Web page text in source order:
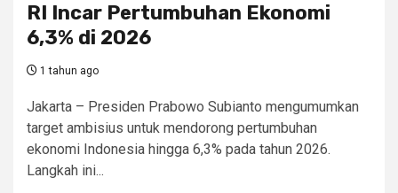
RI Incar Pertumbuhan Ekonomi
6,3% di 2026
1 tahun ago
Jakarta – Presiden Prabowo Subianto mengumumkan
target ambisius untuk mendorong pertumbuhan
ekonomi Indonesia hingga 6,3% pada tahun 2026.
Langkah ini...